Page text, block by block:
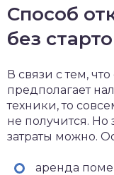
Способ
без
В связи с тем,
предполагает
техники, то
не получится.
затраты можно.
аренда